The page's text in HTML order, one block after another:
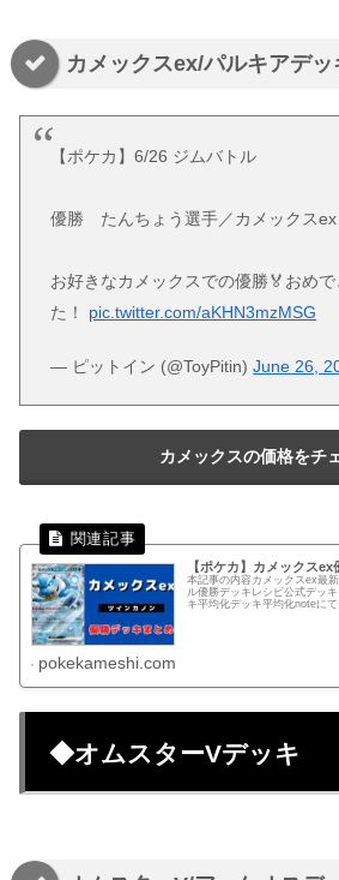
カメックスex/パルキアデッ
【ポケカ】6/26 ジムバトル
優勝 たんちょう選手／カメックスex
お好きなカメックスでの優勝🏅おめ
た！ pic.twitter.com/aKHN3mzMSG
— ピットイン (@ToyPitin)June 26,
カメックスの価格をチ
【ポケカ】カメックス
本記事の内容カメックスex最
ル優勝デッキレシピ公式デッ
キ平均化デッキ平均化noteに
pokekameshi.com
◆オムスターVデッキ